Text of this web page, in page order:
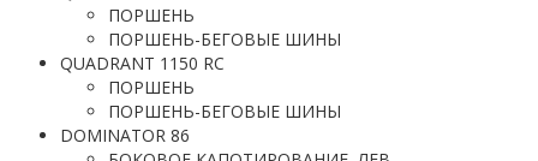
ПОРШЕНЬ
ПОРШЕНЬ-БЕГОВЫЕ ШИНЫ
QUADRANT 1150 RC
ПОРШЕНЬ
ПОРШЕНЬ-БЕГОВЫЕ ШИНЫ
DOMINATOR 86